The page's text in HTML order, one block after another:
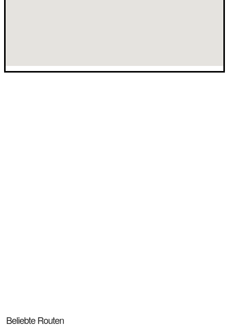
Beliebte Routen